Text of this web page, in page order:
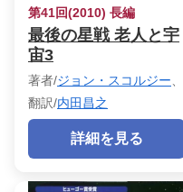
第41回(2010) 長編
最後の星戦 老人と宇
宙3
著者/ジョン・スコルジー
翻訳/内田昌之
詳細を見る